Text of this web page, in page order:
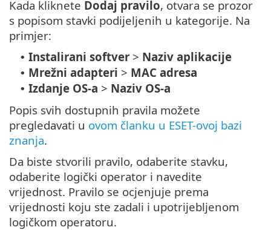
Kada kliknete Dodaj pravilo, otvara se prozor
s popisom stavki podijeljenih u kategorije. Na
primjer:
• Instalirani softver > Naziv aplikacije
• Mrežni adapteri > MAC adresa
• Izdanje OS-a > Naziv OS-a
Popis svih dostupnih pravila možete
pregledavati u ovom članku u ESET-ovoj bazi
znanja.
Da biste stvorili pravilo, odaberite stavku,
odaberite logički operator i navedite
vrijednost. Pravilo se ocjenjuje prema
vrijednosti koju ste zadali i upotrijebljenom
logičkom operatoru.